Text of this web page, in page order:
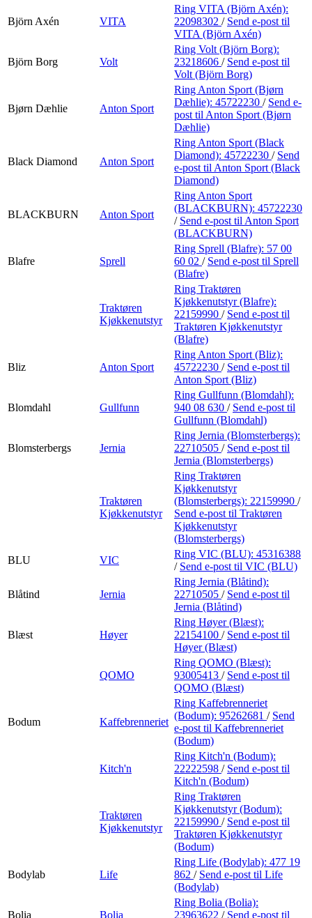
Björn Axén VITA
Ring VITA (Björn Axén):
22098302 / Send e-post til
VITA (Björn Axén)
Björn Borg Volt
Ring Volt (Björn Borg):
23218606 / Send e-post til
Volt (Björn Borg)
Bjørn Dæhlie Anton Sport
Ring Anton Sport (Bjørn
Dæhlie): 45722230 / Send e-
post til Anton Sport (Bjørn
Dæhlie)
Black Diamond Anton Sport
Ring Anton Sport (Black
Diamond): 45722230 / Send
e-post til Anton Sport (Black
Diamond)
BLACKBURN Anton Sport
Ring Anton Sport
(BLACKBURN): 45722230
/ Send e-post til Anton Sport
(BLACKBURN)
Blafre Sprell
Ring Sprell (Blafre): 57 00
60 02 / Send e-post til Sprell
(Blafre)
Traktøren
Kjøkkenutstyr
Ring Traktøren
Kjøkkenutstyr (Blafre):
22159990 / Send e-post til
Traktøren Kjøkkenutstyr
(Blafre)
Bliz Anton Sport
Ring Anton Sport (Bliz):
45722230 / Send e-post til
Anton Sport (Bliz)
Blomdahl Gullfunn
Ring Gullfunn (Blomdahl):
940 08 630 / Send e-post til
Gullfunn (Blomdahl)
Blomsterbergs Jernia
Ring Jernia (Blomsterbergs):
22710505 / Send e-post til
Jernia (Blomsterbergs)
Traktøren
Kjøkkenutstyr
Ring Traktøren
Kjøkkenutstyr
(Blomsterbergs): 22159990 /
Send e-post til Traktøren
Kjøkkenutstyr
(Blomsterbergs)
BLU
VIC
Ring VIC (BLU): 45316388
/ Send e-post til VIC (BLU)
Blåtind Jernia
Ring Jernia (Blåtind):
22710505 / Send e-post til
Jernia (Blåtind)
Blæst Høyer
Ring Høyer (Blæst):
22154100 / Send e-post til
Høyer (Blæst)
QOMO
Ring QOMO (Blæst):
93005413 / Send e-post til
QOMO (Blæst)
Bodum Kaffebrenneriet
Ring Kaffebrenneriet
(Bodum): 95262681 / Send
e-post til Kaffebrenneriet
(Bodum)
Kitch'n
Ring Kitch'n (Bodum):
22222598 / Send e-post til
Kitch'n (Bodum)
Traktøren
Kjøkkenutstyr
Ring Traktøren
Kjøkkenutstyr (Bodum):
22159990 / Send e-post til
Traktøren Kjøkkenutstyr
(Bodum)
Bodylab Life
Ring Life (Bodylab): 477 19
862 / Send e-post til Life
(Bodylab)
Bolia Bolia
Ring Bolia (Bolia):
23963622 / Send e-post til